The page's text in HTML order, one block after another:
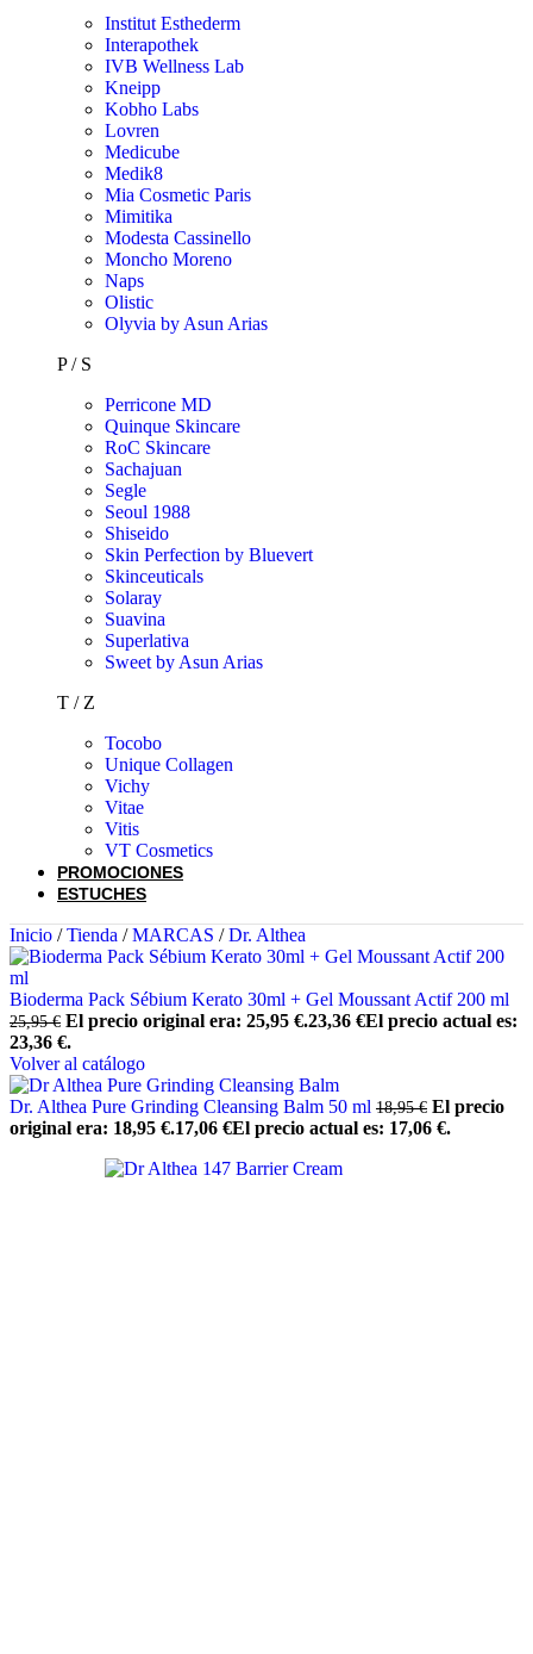
Institut Esthederm
Interapothek
IVB Wellness Lab
Kneipp
Kobho Labs
Lovren
Medicube
Medik8
Mia Cosmetic Paris
Mimitika
Modesta Cassinello
Moncho Moreno
Naps
Olistic
Olyvia by Asun Arias
P / S
Perricone MD
Quinque Skincare
RoC Skincare
Sachajuan
Segle
Seoul 1988
Shiseido
Skin Perfection by Bluevert
Skinceuticals
Solaray
Suavina
Superlativa
Sweet by Asun Arias
T / Z
Tocobo
Unique Collagen
Vichy
Vitae
Vitis
VT Cosmetics
PROMOCIONES
ESTUCHES
Inicio / Tienda / MARCAS / Dr. Althea
Bioderma Pack Sébium Kerato 30ml + Gel Moussant Actif 200 ml
25,95€ El precio original era: 25,95 €.23,36 €El precio actual es:
23,36 €.
Volver al catálogo
Dr. Althea Pure Grinding Cleansing Balm 50 ml 18,95€ El precio
original era: 18,95 €.17,06 €El precio actual es: 17,06 €.